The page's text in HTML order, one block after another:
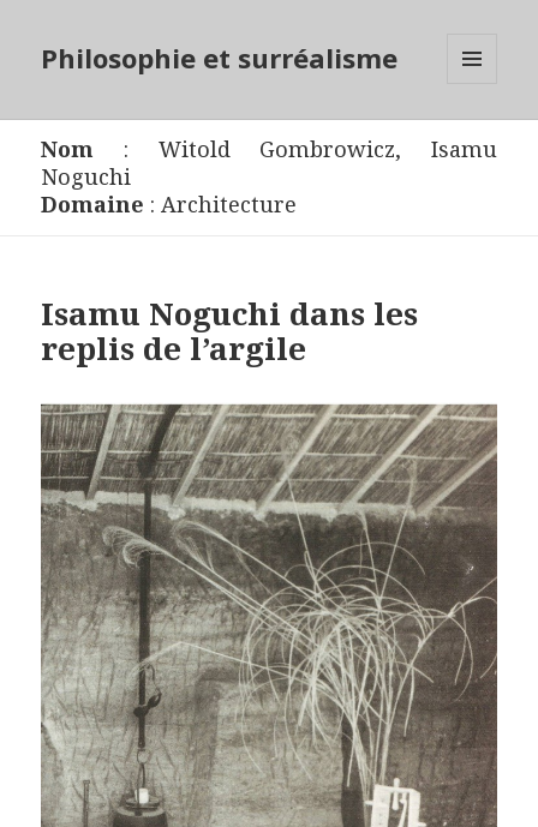
Philosophie et surréalisme
Nom : Witold Gombrowicz, Isamu
Noguchi
Domaine :Architecture
Isamu Noguchi dans les
replis de l’argile